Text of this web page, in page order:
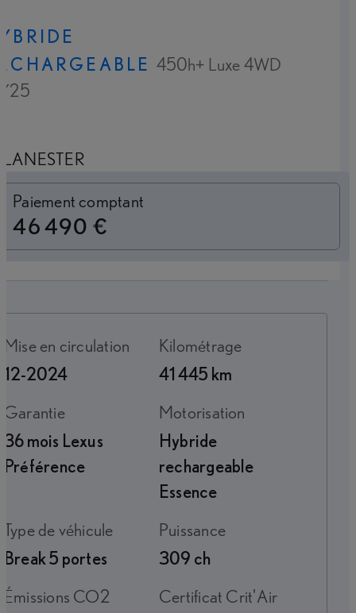
450h+ Luxe 4WD
LANESTER
Paiement comptant
46 490 €
Mise en circulation
12-2024
Kilométrage
41 445 km
Garantie
36 mois Lexus
Préférence
Motorisation
Hybride
rechargeable
Essence
Type de véhicule
Break 5 portes
Puissance
309 ch
Émissions CO2
Certificat Crit'Air